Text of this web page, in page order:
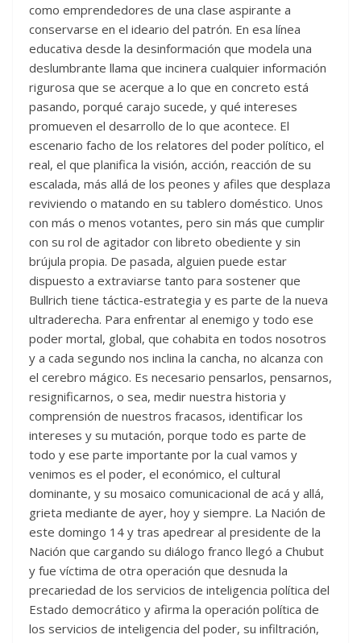
como emprendedores de una clase aspirante a
conservarse en el ideario del patrón. En esa línea
educativa desde la desinformación que modela una
deslumbrante llama que incinera cualquier información
rigurosa que se acerque a lo que en concreto está
pasando, porqué carajo sucede, y qué intereses
promueven el desarrollo de lo que acontece. El
escenario facho de los relatores del poder político, el
real, el que planifica la visión, acción, reacción de su
escalada, más allá de los peones y afiles que desplaza
reviviendo o matando en su tablero doméstico. Unos
con más o menos votantes, pero sin más que cumplir
con su rol de agitador con libreto obediente y sin
brújula propia. De pasada, alguien puede estar
dispuesto a extraviarse tanto para sostener que
Bullrich tiene táctica-estrategia y es parte de la nueva
ultraderecha. Para enfrentar al enemigo y todo ese
poder mortal, global, que cohabita en todos nosotros
y a cada segundo nos inclina la cancha, no alcanza con
el cerebro mágico. Es necesario pensarlos, pensarnos,
resignificarnos, o sea, medir nuestra historia y
comprensión de nuestros fracasos, identificar los
intereses y su mutación, porque todo es parte de
todo y ese parte importante por la cual vamos y
venimos es el poder, el económico, el cultural
dominante, y su mosaico comunicacional de acá y allá,
grieta mediante de ayer, hoy y siempre. La Nación de
este domingo 14 y tras apedrear al presidente de la
Nación que cargando su diálogo franco llegó a Chubut
y fue víctima de otra operación que desnuda la
precariedad de los servicios de inteligencia política del
Estado democrático y afirma la operación política de
los servicios de inteligencia del poder, su infiltración,